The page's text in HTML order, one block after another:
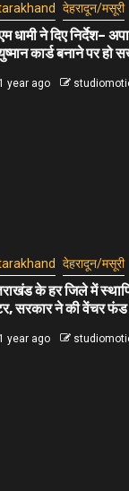
देहरादून/मसूरी
धामी ने दिए निर्देश–
कार्ड बनाने पर हो
1 year ago
देहरादून/मसूरी
के हर जिले में
सरकार ने की वेंचर फंड
1 year ago